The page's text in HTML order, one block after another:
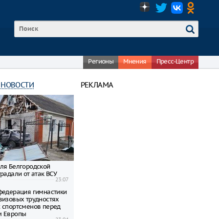
Регионы Мнения Пресс-Центр
Белгородской
от атак ВСУ
23:07
гимнастики
трудностях
перед
Европы
РЕКЛАМА